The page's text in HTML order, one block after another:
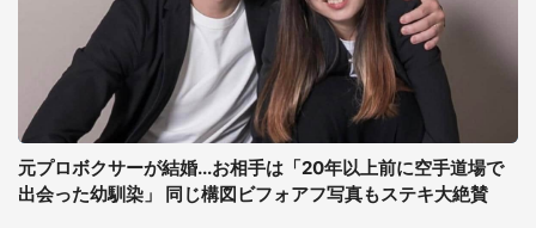
元プロボクサーが結婚...お相手は「20年以上前に空手道場で
出会った幼馴染」 同じ構図ビフォアフ写真もステキ大絶賛